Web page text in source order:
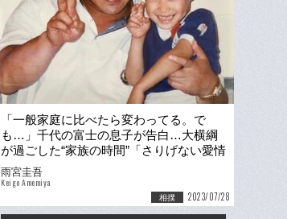
「一般家庭に比べたら変わってる。で
も…」千代の富士の息子が告白…大横綱
が過ごした“家族の時間”「さりげない愛情
を感じていました」
雨宮圭吾
Keigo Amemiya
相撲 2023/07/28